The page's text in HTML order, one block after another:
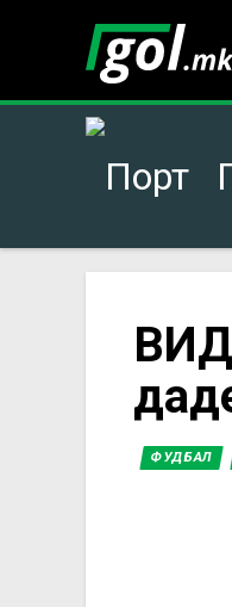
here ФУДБАЛ